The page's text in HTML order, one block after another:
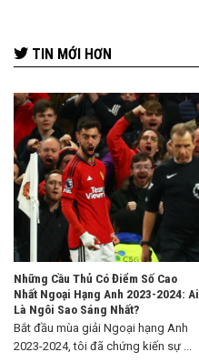
TIN MỚI HƠN
Những Cầu Thủ Có Điểm Số Cao
Nhất Ngoại Hạng Anh 2023-2024: Ai
Là Ngôi Sao Sáng Nhất?
Bắt đầu mùa giải Ngoại hạng Anh
2023-2024, tôi đã chứng kiến sự ...